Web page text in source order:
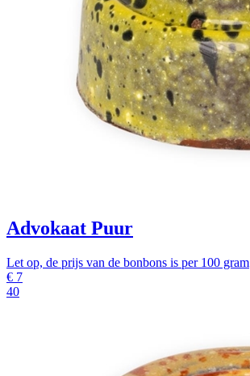
Advokaat Puur
Let op, de prijs van de bonbons is per 100 gram
€ 7
40